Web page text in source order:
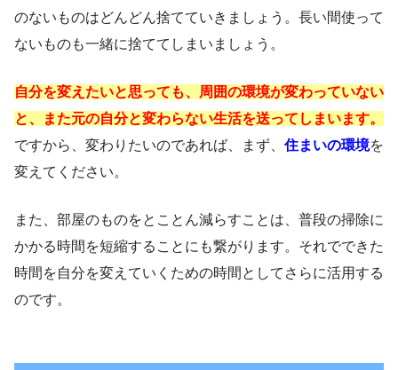
のないものはどんどん捨てていきましょう。長い間使って
ないものも一緒に捨ててしまいましょう。
自分を変えたいと思っても、周囲の環境が変わっていない
と、また元の自分と変わらない生活を送ってしまいます。
ですから、変わりたいのであれば、まず、 住まいの環境を
変えてください。
また、部屋のものをとことん減らすことは、普段の掃除に
かかる時間を短縮することにも繋がります。それでできた
時間を自分を変えていくための時間としてさらに活用する
のです。